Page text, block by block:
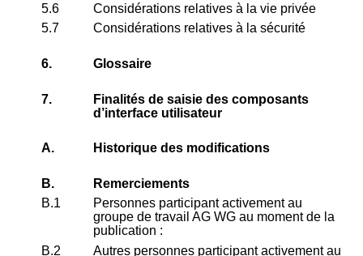
5.6
Considérations relatives à la vie privée
5.7
Considérations relatives à la sécurité
6. Glossaire
7.
Finalités de saisie des composants
d’interface utilisateur
A. Historique des modifications
B.
Remerciements
B.1
Personnes participant activement au
groupe de travail AG WG au moment de la
publication :
B.2
Autres personnes participant activement au